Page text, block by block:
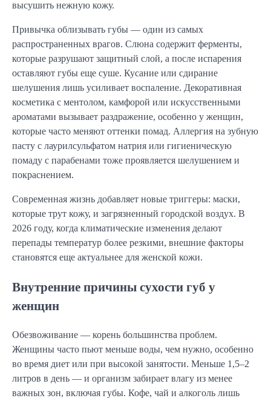
высушить нежную кожу.
Привычка облизывать губы — один из самых
распространенных врагов. Слюна содержит ферменты,
которые разрушают защитный слой, а после испарения
оставляют губы еще суше. Кусание или сдирание
шелушения лишь усиливает воспаление. Декоративная
косметика с ментолом, камфорой или искусственными
ароматами вызывает раздражение, особенно у женщин,
которые часто меняют оттенки помад. Аллергия на зубную
пасту с лаурилсульфатом натрия или гигиеническую
помаду с парабенами тоже проявляется шелушением и
покраснением.
Современная жизнь добавляет новые триггеры: маски,
которые трут кожу, и загрязненный городской воздух. В
2026 году, когда климатические изменения делают
перепады температур более резкими, внешние факторы
становятся еще актуальнее для женской кожи.
Внутренние причины сухости губ у
женщин
Обезвоживание — корень большинства проблем.
Женщины часто пьют меньше воды, чем нужно, особенно
во время диет или при высокой занятости. Меньше 1,5–2
литров в день — и организм забирает влагу из менее
важных зон, включая губы. Кофе, чай и алкоголь лишь